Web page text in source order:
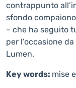
contrappunto
sfondo
– che ha seguito
per l’occasione
Lumen.
Key words: mise